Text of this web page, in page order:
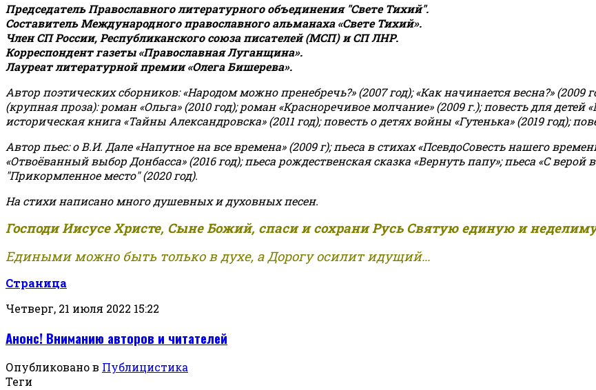
Председатель Православного литературного объединения "Свете Тихий".
Составитель Международного православного альманаха «Свете Тихий».
Член СП России, Республиканского союза писателей (МСП) и СП ЛНР.
Корреспондент газеты «Православная Луганщина».
Лауреат литературной премии «Олега Бишерева».
Автор поэтических сборников: «Народом можно пренебречь?» (2007 год); «Как начинается весна?» (2009
(крупная проза): роман «Ольга» (2010 год); роман «Красноречивое молчание» (2009 г.); повесть для
историческая книга «Тайны Александровска» (2011 год); повесть о детях войны «Гутенька» (2019 год);
Автор пьес: о В.И. Дале «Напутное на все времена» (2009 г); пьеса в стихах «ПсевдоСовесть нашего
«Отвоёванный выбор Донбасса» (2016 год); пьеса рождественская сказка «Вернуть папу»; пьеса «С верой
"Прикормленное место" (2020 год).
На стихи написано много душевных и духовных песен.
Господи Иисусе Христе, Сыне Божий, спаси и сохрани Русь Святую единую и
Едиными можно быть только в духе, а Дорогу осилит идущий...
Страница
Четверг, 21 июля 2022 15:22
Анонс! Вниманию авторов и читателей
Опубликовано в Публицистика
Теги